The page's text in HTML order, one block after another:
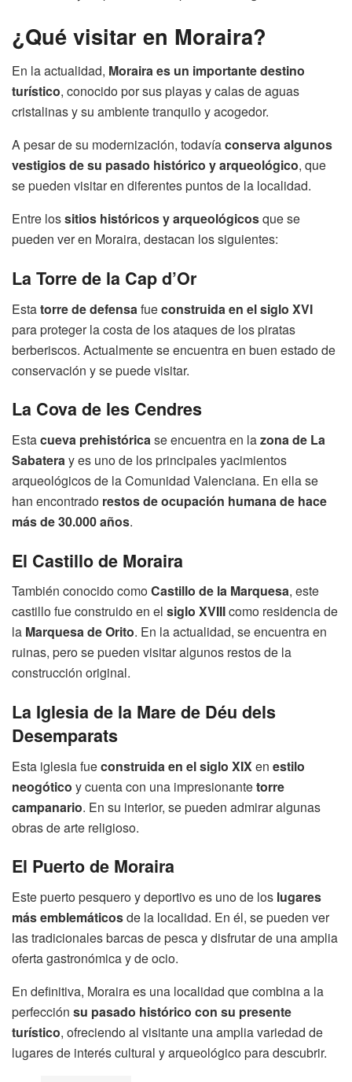
¿Qué visitar en Moraira?
En la actualidad, Moraira es un importante destino
turístico, conocido por sus playas y calas de aguas
cristalinas y su ambiente tranquilo y acogedor.
A pesar de su modernización, todavíaconserva algunos
vestigios de su pasado histórico y arqueológico, que
se pueden visitar en diferentes puntos de la localidad.
Entre lossitios históricos y arqueológicosque se
pueden ver en Moraira, destacan los siguientes:
La Torre de la Cap d’Or
Estatorre de defensa fueconstruida en el siglo XVI
para proteger la costa de los ataques de los piratas
berberiscos. Actualmente se encuentra en buen estado de
conservación y se puede visitar.
La Cova de les Cendres
Estacueva prehistóricase encuentra en lazona de La
Sabateray es uno de los principales yacimientos
arqueológicos de la Comunidad Valenciana. En ella se
han encontrado restos de ocupación humana de hace
más de 30.000 años.
El Castillo de Moraira
También conocido comoCastillo de la Marquesa, este
castillo fue construido en el siglo XVIIIcomo residencia de
la Marquesa de Orito. En la actualidad, se encuentra en
ruinas, pero se pueden visitar algunos restos de la
construcción original.
La Iglesia de la Mare de Déu dels
Desemparats
Esta iglesia fueconstruida en el siglo XIXen estilo
neogótico y cuenta con una impresionantetorre
campanario. En su interior, se pueden admirar algunas
obras de arte religioso.
El Puerto de Moraira
Este puerto pesquero y deportivo es uno de los lugares
más emblemáticosde la localidad. En él, se pueden ver
las tradicionales barcas de pesca y disfrutar de una amplia
oferta gastronómica y de ocio.
En definitiva, Moraira es una localidad que combina a la
perfección su pasado histórico con su presente
turístico, ofreciendo al visitante una amplia variedad de
lugares de interés cultural y arqueológico para descubrir.